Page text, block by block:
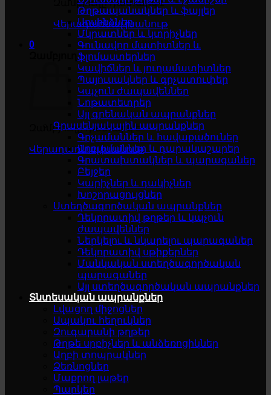
Զամբյուղը դատարկ է
Վերադառնալ խանութ
0
Զամբյուղը դատարկ է
Վերադառնալ խանութ
Թղթապանակներ և ֆայլեր
Սոսինձներ
Մկրատներ և կտրիչներ
Գունավոր մատիտներ և
ֆլոմաստերներ
Կավիճներ և յուղամատիտներ
Պայուսակներ և գրչատուփեր
Կպչուն ժապավեններ
Նոթատետրեր
Այլ գրենական ապրանքներ
Գրասենյակային ապրանքներ
Գրչամաններ և հավաքածուներ
Աղբամաններ և դարակաշարեր
Գրատախտակներ և պարագաներ
Բեյջեր
Կարիչներ և դակիչներ
Խոշորացույցներ
Ստեղծագործական ապրանքներ
Դեկորատիվ թղթեր և կպչուն
ժապավեններ
Ներկելու և նկարելու պարագաներ
Դեկորատիվ սթիքերներ
Մանկական ստեղծագործական
պարագաներ
Այլ ստեղծագործական ապրանքներ
Տնտեսական ապրանքներ
Լվացող միջոցներ
Ապակու հեղուկներ
Զուգարանի թղթեր
Թղթե սրբիչներ և անձեռոցիկներ
Աղբի տոպրակներ
Ձեռնոցներ
Մաքրող լաթեր
Պարկեր